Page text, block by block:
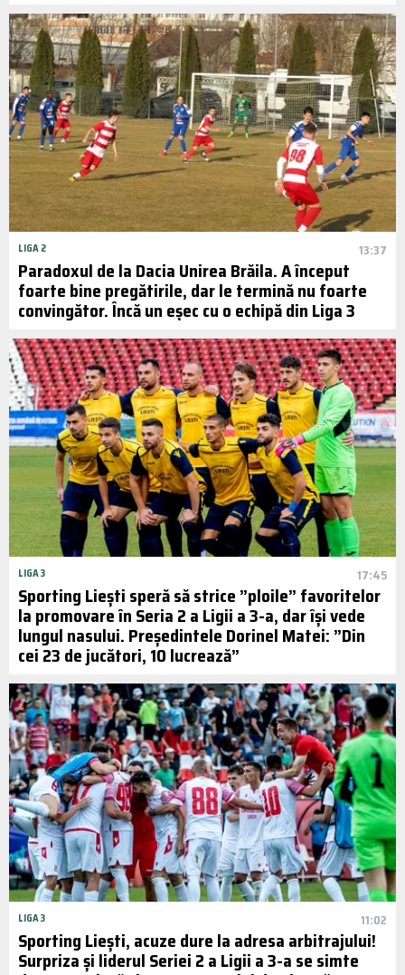
LIGA 2 13:37
Paradoxul de la Dacia Unirea Brăila. A început
foarte bine pregătirile, dar le termină nu foarte
convingător. Încă un eșec cu o echipă din Liga 3
LIGA 3 17:45
Sporting Liești speră să strice ”ploile” favoritelor
la promovare în Seria 2 a Ligii a 3-a, dar își vede
lungul nasului. Președintele Dorinel Matei: ”Din
cei 23 de jucători, 10 lucrează”
LIGA 3 11:02
Sporting Liești, acuze dure la adresa arbitrajului!
Surpriza și liderul Seriei 2 a Ligii a 3-a se simte